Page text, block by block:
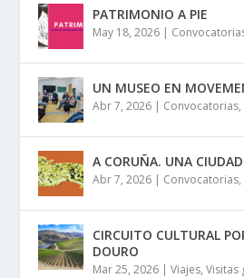
PATRIMONIO A PIE
May 18, 2026 |
UN MUSEO EN
Abr 7, 2026 | Convocatorias,
A CORUÑA. UNA
Abr 7, 2026 | Convocatorias,
CIRCUITO CULTURAL
DOURO
Mar 25, 2026 |Viajes,Visitas